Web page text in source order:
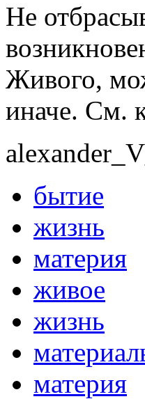
Не
Живого,
иначе. См.
бытие
жизнь
материя
живое
жизнь
материя